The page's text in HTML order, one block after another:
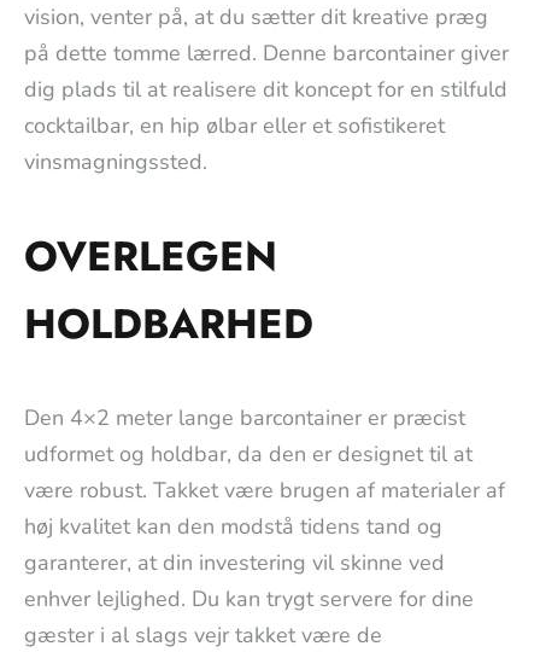
vision, venter på, at du sætter dit kreative præg
på dette tomme lærred. Denne barcontainer giver
dig plads til at realisere dit koncept for en stilfuld
cocktailbar, en hip ølbar eller et sofistikeret
vinsmagningssted.
OVERLEGEN
HOLDBARHED
Den 4×2 meter lange barcontainer er præcist
udformet og holdbar, da den er designet til at
være robust. Takket være brugen af materialer af
høj kvalitet kan den modstå tidens tand og
garanterer, at din investering vil skinne ved
enhver lejlighed. Du kan trygt servere for dine
gæster i al slags vejr takket være de